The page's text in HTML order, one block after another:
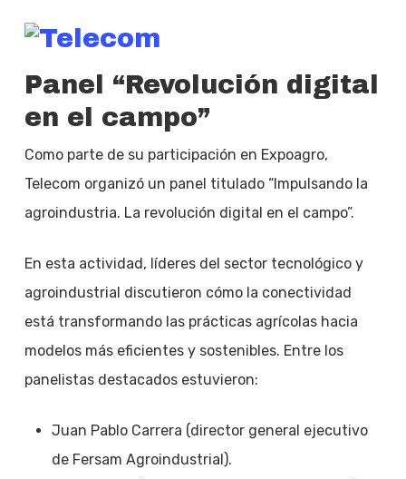
Panel “Revolución digital
en el campo”
Como parte de su participación en Expoagro,
Telecom organizó un panel titulado “Impulsando la
agroindustria. La revolución digital en el campo”.
En esta actividad, líderes del sector tecnológico y
agroindustrial discutieron cómo la conectividad
está transformando las prácticas agrícolas hacia
modelos más eficientes y sostenibles. Entre los
panelistas destacados estuvieron:
Juan Pablo Carrera (director general ejecutivo
de Fersam Agroindustrial).